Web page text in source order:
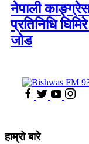
नेपाली
प्रतिनिधि
जोड
हाम्रो बारे